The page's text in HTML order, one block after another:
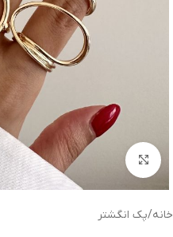
بزرگنمایی تصویر
خانه/پک انگشتر